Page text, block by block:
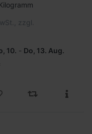
zzgl.
10. - Do, 13. Aug.